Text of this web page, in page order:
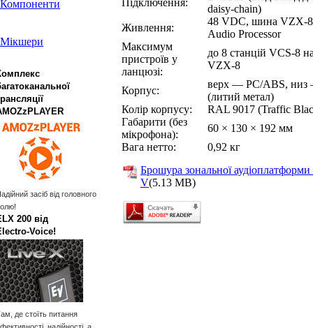
Компоненти
Мікшери
засіб від головного
200 від
де стоїть питання
Підключення:
daisy‑chain)
Живлення:
48 VDC, шина
Audio Processor
Максимум
пристроїв у
ланцюзі:
до 8 станцій VCS‑8
VZX‑8
Корпус:
верх — PC/ABS, низ
(литий метал)
Колір корпусу:
RAL 9017 (Traffic
Габарити (без
мікрофона):
60 × 130 × 192 мм
Вага нетто:
0,92 кг
Брошура зональної аудіоплатформи
V(5.13 MB)